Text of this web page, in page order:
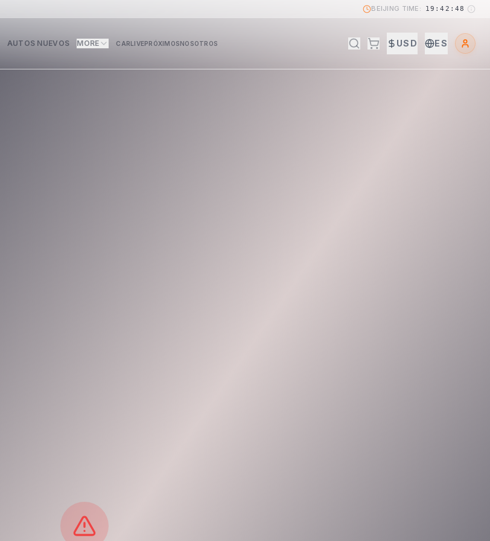
BEIJING TIME: 19:42:49
AUTOS NUEVOS MORE CARLIVEPRÓXIMOSNOSOTROS USD ES